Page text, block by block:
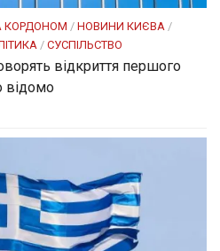
КОРДОНОМ / НОВИНИ КИЄВА /
/ СУСПІЛЬСТВО
відкриття першого
відомо